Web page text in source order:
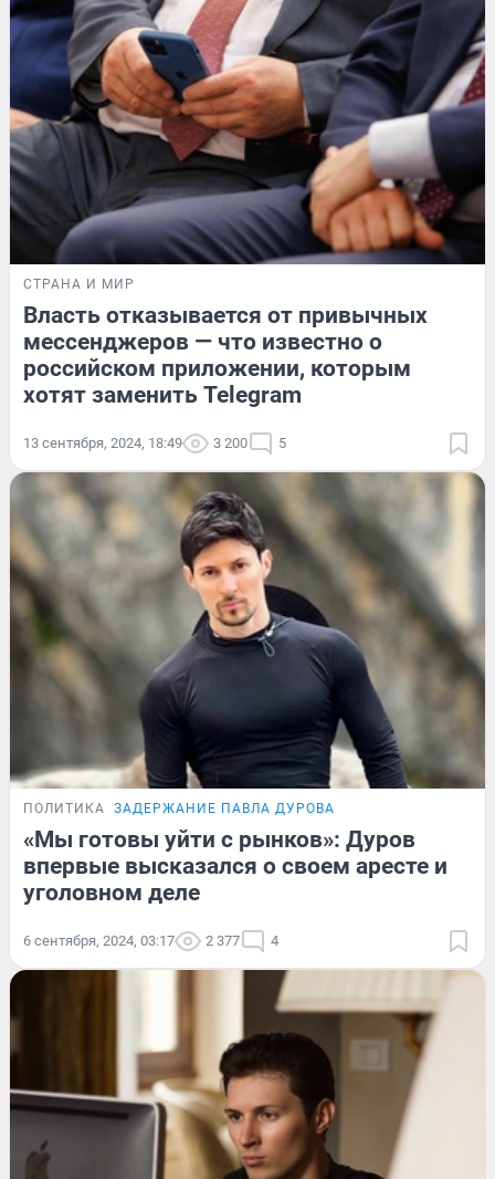
СТРАНА И МИР
Власть отказывается от привычных
мессенджеров — что известно о
российском приложении, которым
хотят заменить Telegram
13 сентября, 2024, 18:49 3 200 5
ПОЛИТИКА ЗАДЕРЖАНИЕ ПАВЛА ДУРОВА
«Мы готовы уйти с рынков»: Дуров
впервые высказался о своем аресте и
уголовном деле
6 сентября, 2024, 03:17 2 377 4